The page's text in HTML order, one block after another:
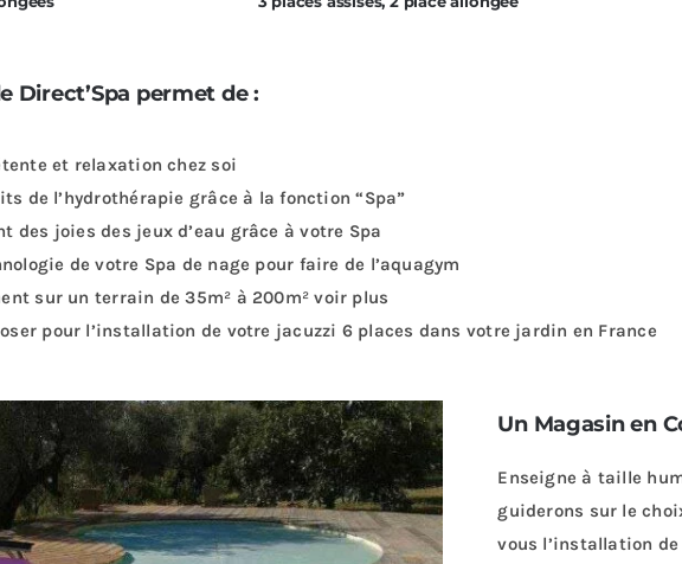
Direct’Spa permet de :
et relaxation chez soi
de l’hydrothérapie grâce à la fonction “Spa”
des joies des jeux d’eau grâce à votre Spa
de votre Spa de nage pour faire de l’aquagym
sur un terrain de 35m² à 200m² voir plus
pour l’installation de votre jacuzzi 6 places dans votre jardin en France
Un Magasin en
Enseigne à taille
guiderons sur le
vous l’installation